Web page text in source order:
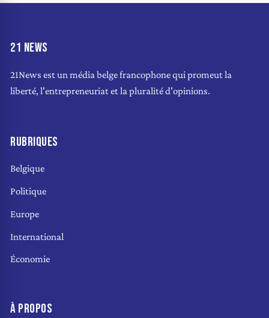
21 NEWS
21News est un média belge francophone qui promeut la
liberté, l'entrepreneuriat et la pluralité d'opinions.
RUBRIQUES
Belgique
Politique
Europe
International
Économie
À PROPOS